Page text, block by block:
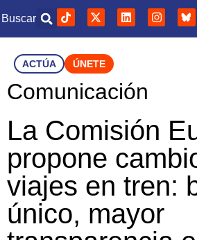
Buscar
ACTÚA ÚNETE
Comunicación
La Comisión
propone
viajes en tren:
único, mayor